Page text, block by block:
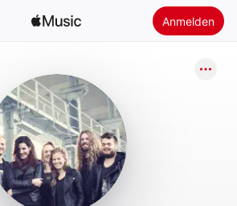
Anmelden
Apple Music installieren